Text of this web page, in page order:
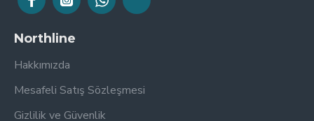
Northline
Hakkımızda
Mesafeli Satış Sözleşmesi
Gizlilik ve Güvenlik